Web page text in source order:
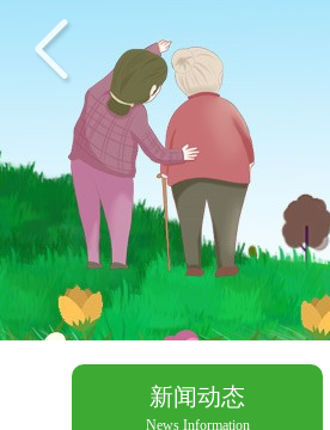
新闻动态
News Information